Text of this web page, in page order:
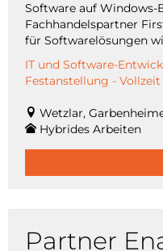
Software auf Windows-
Fachhandelspartner
für Softwarelösungen
IT und Software-
Festanstellung - Vollzeit
Wetzlar,
Hybrides Arbeiten
Partner